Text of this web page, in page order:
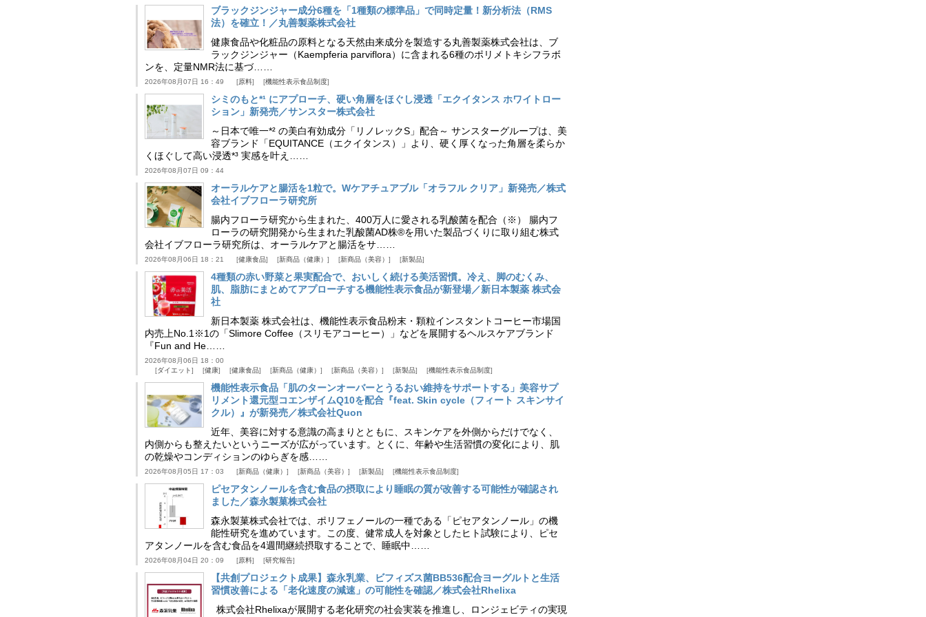
ブラックジンジャー成分6種を「1種類の標準品」で同時定量！新分析法（RMS
法）を確立！／丸善製薬株式会社
健康食品や化粧品の原料となる天然由来成分を製造する丸善製薬株式会社は、ブ
ラックジンジャー（Kaempferia parviflora）に含まれる6種のポリメトキシフラボ
ンを、定量NMR法に基づ……
2026年08月07日 16：49 原料 機能性表示食品制度
シミのもと*¹ にアプローチ、硬い角層をほぐし浸透「エクイタンス ホワイトロー
ション」新発売／サンスター株式会社
～日本で唯一*² の美白有効成分「リノレックS」配合～ サンスターグループは、美
容ブランド「EQUITANCE（エクイタンス）」より、硬く厚くなった角層を柔らか
くほぐして高い浸透*³ 実感を叶え……
2026年08月07日 09：44
オーラルケアと腸活を1粒で。Wケアチュアブル「オラフル クリア」新発売／株式
会社イブフローラ研究所
腸内フローラ研究から生まれた、400万人に愛される乳酸菌を配合（※） 腸内フ
ローラの研究開発から生まれた乳酸菌AD株®を用いた製品づくりに取り組む株式
会社イブフローラ研究所は、オーラルケアと腸活をサ……
2026年08月06日 18：21 健康食品 新商品（健康） 新商品（美容） 新製品
4種類の赤い野菜と果実配合で、おいしく続ける美活習慣。冷え、脚のむくみ、
肌、脂肪にまとめてアプローチする機能性表示食品が新登場／新日本製薬 株式会
社
新日本製薬 株式会社は、機能性表示食品粉末・顆粒インスタントコーヒー市場国
内売上No.1※1の「Slimore Coffee（スリモアコーヒー）」などを展開するヘルスケアブランド
『Fun and He……
2026年08月06日 18：00
ダイエット
健康 健康食品 新商品（健康） 新商品（美容） 新製品 機能性表示食品制度
機能性表示食品「肌のターンオーバーとうるおい維持をサポートする」美容サプ
リメント還元型コエンザイムQ10を配合『feat. Skin cycle（フィート スキンサイ
クル）』が新発売／株式会社Quon
近年、美容に対する意識の高まりとともに、スキンケアを外側からだけでなく、
内側からも整えたいというニーズが広がっています。とくに、年齢や生活習慣の変化により、肌
の乾燥やコンディションのゆらぎを感……
2026年08月05日 17：03 新商品（健康） 新商品（美容） 新製品 機能性表示食品制度
ピセアタンノールを含む食品の摂取により睡眠の質が改善する可能性が確認され
ました／森永製菓株式会社
森永製菓株式会社では、ポリフェノールの一種である「ピセアタンノール」の機
能性研究を進めています。この度、健常成人を対象としたヒト試験により、ピセ
アタンノールを含む食品を4週間継続摂取することで、睡眠中……
2026年08月04日 20：09 原料 研究報告
【共創プロジェクト成果】森永乳業、ビフィズス菌BB536配合ヨーグルトと生活
習慣改善による「老化速度の減速」の可能性を確認／株式会社Rhelixa
株式会社Rhelixaが展開する老化研究の社会実装を推進し、ロンジェビティの実現